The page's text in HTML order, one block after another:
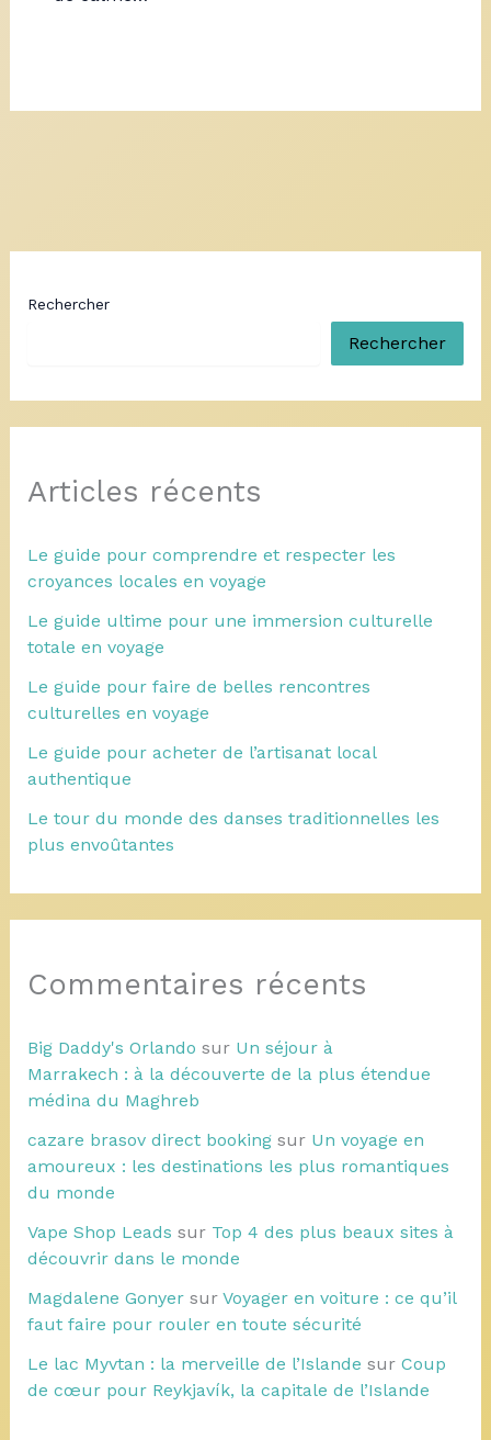
Rechercher
Rechercher
Articles récents
Le guide pour comprendre et respecter les
croyances locales en voyage
Le guide ultime pour une immersion culturelle
totale en voyage
Le guide pour faire de belles rencontres
culturelles en voyage
Le guide pour acheter de l’artisanat local
authentique
Le tour du monde des danses traditionnelles les
plus envoûtantes
Commentaires récents
Big Daddy's Orlando sur Un séjour à
Marrakech : à la découverte de la plus étendue
médina du Maghreb
cazare brasov direct bookingsur Un voyage en
amoureux : les destinations les plus romantiques
du monde
Vape Shop Leads sur Top 4 des plus beaux sites à
découvrir dans le monde
Magdalene Gonyersur Voyager en voiture : ce qu’il
faut faire pour rouler en toute sécurité
Le lac Myvtan : la merveille de l’Islande sur Coup
de cœur pour Reykjavík, la capitale de l’Islande